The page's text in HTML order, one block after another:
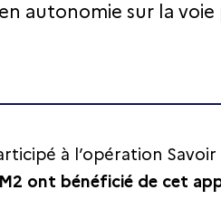
autonomie sur la
à l’opération Savoir
ont bénéficié de cet